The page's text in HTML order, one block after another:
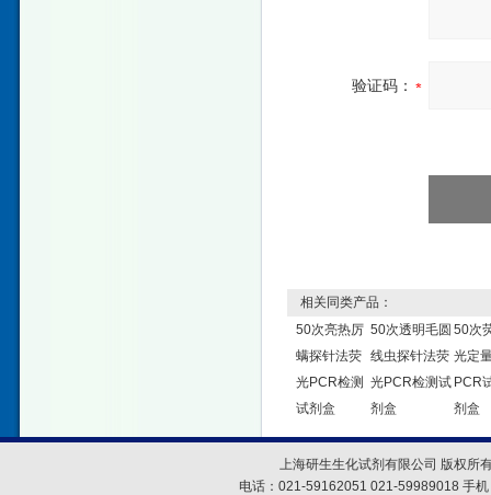
验证码：
相关同类产品：
50次亮热厉
螨探针法荧
光PCR检测
试剂盒
50次透明毛圆
线虫探针法荧
光PCR检测试
剂盒
50次
光定
PCR
剂盒
上海研生生化试剂有限公司 版权所
电话：021-59162051 021-59989018 手